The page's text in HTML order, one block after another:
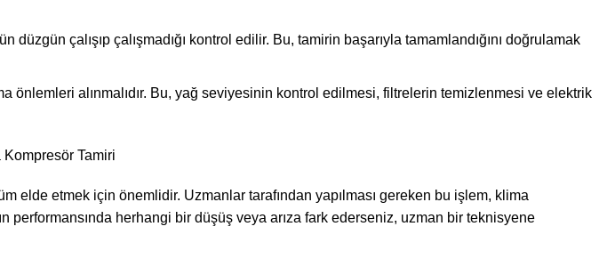
çalışıp çalışmadığı kontrol edilir. Bu, tamirin başarıyla tamamlandığını doğrulamak
önlemleri alınmalıdır. Bu, yağ seviyesinin kontrol edilmesi, filtrelerin temizlenmesi ve elektrik
Kompresör Tamiri
elde etmek için önemlidir. Uzmanlar tarafından yapılması gereken bu işlem, klima
performansında herhangi bir düşüş veya arıza fark ederseniz, uzman bir teknisyene